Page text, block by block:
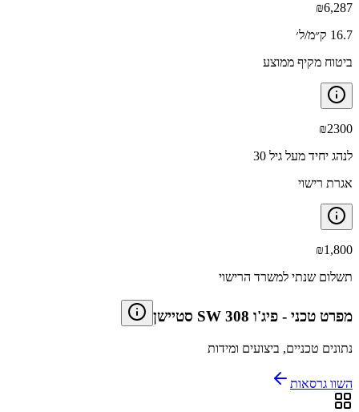
₪6,287
16.7 ק״מ/ל׳
ביטוח מקיף ממוצע
₪2300
לנהג יחיד מעל גיל 30
אגרת רישוי
₪1,800
תשלום שנתי למשרד הרישוי
מפרט טכני - פיג'ו 308 SW סטיישן
נתונים טכניים, ביצועים ומידות
השוו גרסאות